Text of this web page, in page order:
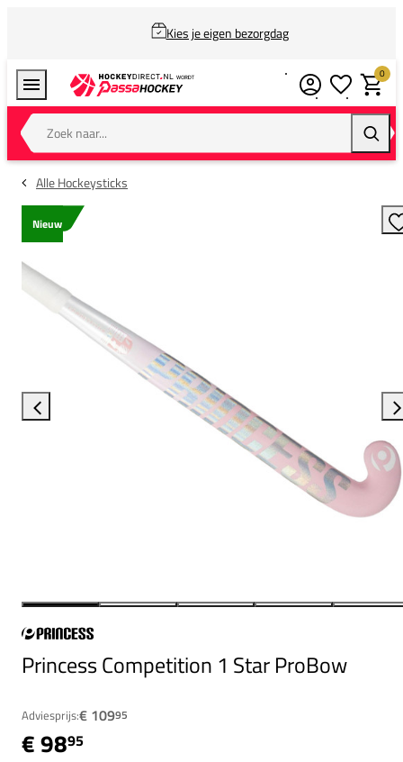
Kies je eigen bezorgdag
Zoek naar...
0
Alle Hockeysticks
Nieuw
Princess Competition 1 Star ProBow
Adviesprijs:€ 10995
€ 9895